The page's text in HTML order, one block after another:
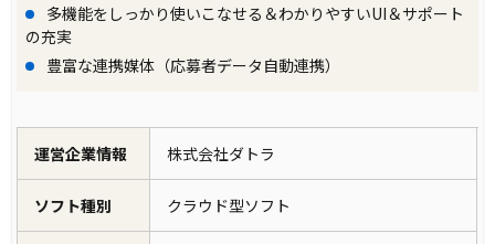
多機能をしっかり使いこなせる＆わかりやすいUI＆サポート
の充実
豊富な連携媒体（応募者データ自動連携）
運営企業情報 株式会社ダトラ
ソフト種別 クラウド型ソフト